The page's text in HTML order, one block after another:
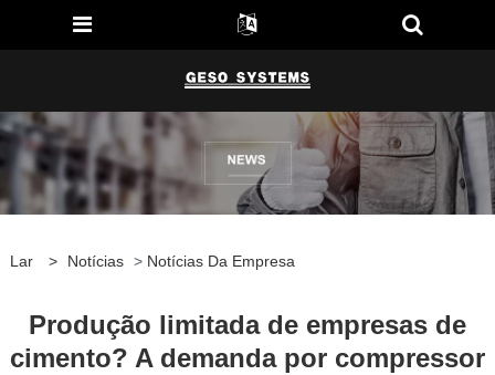
Lar > Notícias > Notícias Da Empresa
Produção limitada de empresas de
cimento? A demanda por compressor